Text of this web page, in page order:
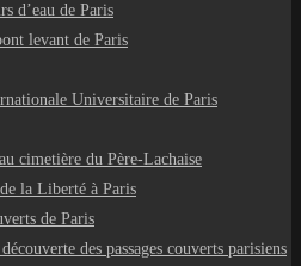
d’eau de Paris
levant de Paris
Universitaire de Paris
cimetière du Père-Lachaise
la Liberté à Paris
de Paris
des passages couverts parisiens